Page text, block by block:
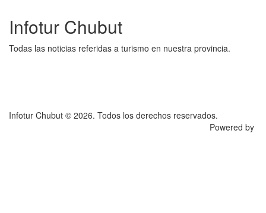
Infotur Chubut
Todas las noticias referidas a turismo en nuestra provincia.
Infotur Chubut © 2026. Todos los derechos reservados.
Powered by